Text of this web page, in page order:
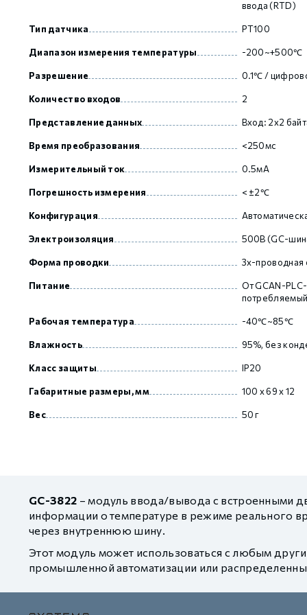
ввода (RTD)
Тип датчика PT100
Диапазон измерения температуры -200~+500℃
Разрешение 0.1℃ /
Количество входов 2
Представление данных Вход: 2х2
Время преобразования <250мс
Измерительный ток 0.5мА
Погрешность измерения < ±2℃
Конфигурация
Электроизоляция 500В (GC-
Форма проводки 3х-проводная
Питание
От GCAN-
Рабочая температура -40℃~85℃
Влажность 95%, без
Класс защиты IP20
Габаритные размеры, мм 100 х 69 х 12
Вес 50 г
GC-3822 – модуль ввода/вывода с встроенными
информации о температуре в режиме реального
через внутреннюю шину.
Этот модуль может использоваться с любым
промышленной автоматизации или